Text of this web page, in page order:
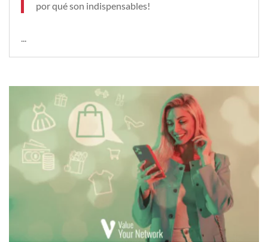
por qué son indispensables!
...